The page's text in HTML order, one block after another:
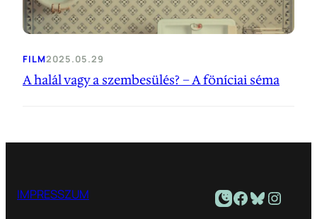
FILM2025.05.29
A halál vagy a szembesülés? − A föníciai séma
IMPRESSZUM Facebook Bluesky Instagram